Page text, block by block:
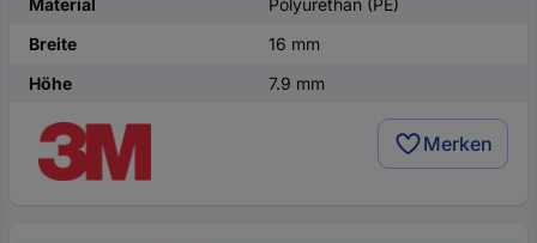
Material
Polyurethan (PE)
Breite
16 mm
Höhe
7.9 mm
Merken